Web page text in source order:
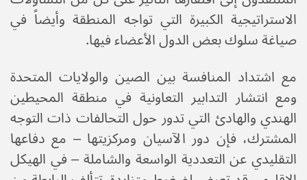
الاستراتيجية الكبيرة التي تواجه المنطقة وأيضاً في
صياغة سلوك بعض الدول الأعضاء فيها.
مع اشتداد المنافسة بين الصين والولايات المتحدة
ومع انتشار التدابير التعاونية في منطقة المحيطين
الهندي والهادئ التي تدور حول التحالفات ذات التوجه
المشترك، فإن دور الآسيان ومركزيتها – مع دفاعها
التقليدي عن التعددية الواسعة والشاملة – في الهيكل